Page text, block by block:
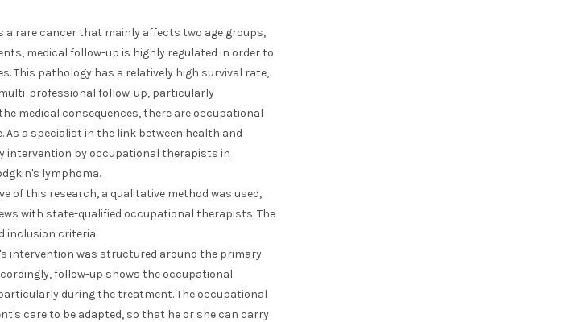
a rare cancer that mainly affects two age groups,
medical follow-up is highly regulated in order to
This pathology has a relatively high survival rate,
professional follow-up, particularly
medical consequences, there are occupational
As a specialist in the link between health and
intervention by occupational therapists in
lymphoma.
of this research, a qualitative method was used,
with state-qualified occupational therapists. The
inclusion criteria.
intervention was structured around the primary
follow-up shows the occupational
during the treatment. The occupational
care to be adapted, so that he or she can carry